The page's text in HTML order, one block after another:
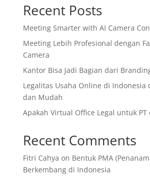
Recent Posts
Meeting Smarter with AI Camera
Meeting Lebih Profesional dengan
Camera
Kantor Bisa Jadi Bagian dari
Legalitas Usaha Online di Indonesia
dan Mudah
Apakah Virtual Office Legal untuk PT
Recent Comments
Fitri Cahya on Bentuk PMA
Berkembang di Indonesia